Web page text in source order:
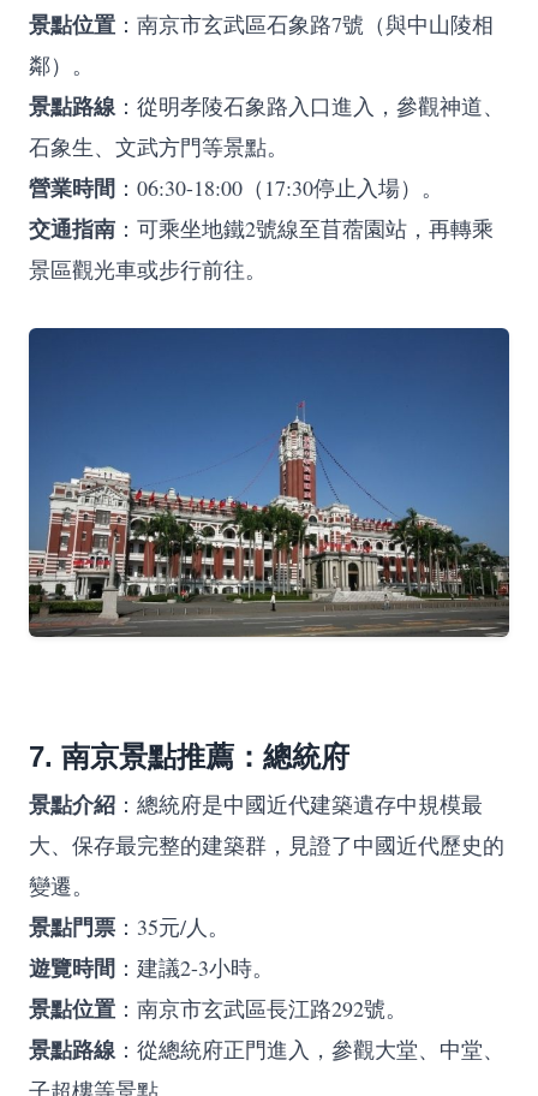
景點位置 ：南京市玄武區石象路7號（與中山陵相
鄰）。
景點路線：從明孝陵石象路入口進入，參觀神道、
石象生、文武方門等景點。
營業時間 ：06:30-18:00（17:30停止入場）。
交通指南 ：可乘坐地鐵2號線至苜蓿園站，再轉乘
景區觀光車或步行前往。
7. 南京景點推薦：總統府
景點介紹 ：總統府是中國近代建築遺存中規模最
大、保存最完整的建築群，見證了中國近代歷史的
變遷。
景點門票 ：35元/人。
遊覽時間 ：建議2-3小時。
景點位置 ：南京市玄武區長江路292號。
景點路線：從總統府正門進入，參觀大堂、中堂、
子超樓等景點。